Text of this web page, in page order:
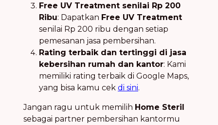
Free UV Treatment senilai Rp 200
Ribu: Dapatkan Free UV Treatment
senilai Rp 200 ribu dengan setiap
pemesanan jasa pembersihan.
Rating terbaik dan tertinggi di jasa
kebersihan rumah dan kantor: Kami
memiliki rating terbaik di Google Maps,
yang bisa kamu cek di sini.
Jangan ragu untuk memilih Home Steril
sebagai partner pembersihan kantormu